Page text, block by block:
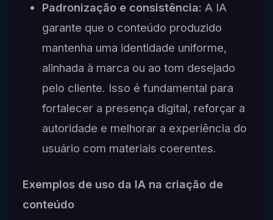
Padronização e consistência: A IA
garante que o conteúdo produzido
mantenha uma identidade uniforme,
alinhada à marca ou ao tom desejado
pelo cliente. Isso é fundamental para
fortalecer a presença digital, reforçar a
autoridade e melhorar a experiência do
usuário com materiais coerentes.
Exemplos de uso da IA na criação de
conteúdo